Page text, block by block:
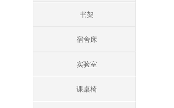
书架
宿舍床
实验室
课桌椅